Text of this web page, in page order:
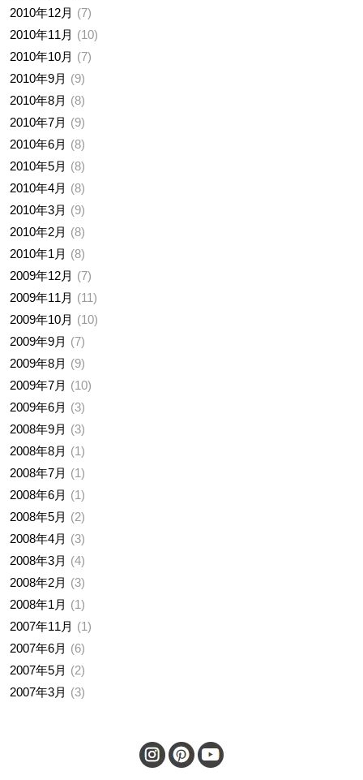
2010年12月
7
2010年11月
10
2010年10月
7
2010年9月
9
2010年8月
8
2010年7月
9
2010年6月
8
2010年5月
8
2010年4月
8
2010年3月
9
2010年2月
8
2010年1月
8
2009年12月
7
2009年11月
11
2009年10月
10
2009年9月
7
2009年8月
9
2009年7月
10
2009年6月
3
2008年9月
3
2008年8月
1
2008年7月
1
2008年6月
1
2008年5月
2
2008年4月
3
2008年3月
4
2008年2月
3
2008年1月
1
2007年11月
1
2007年6月
6
2007年5月
2
2007年3月
3